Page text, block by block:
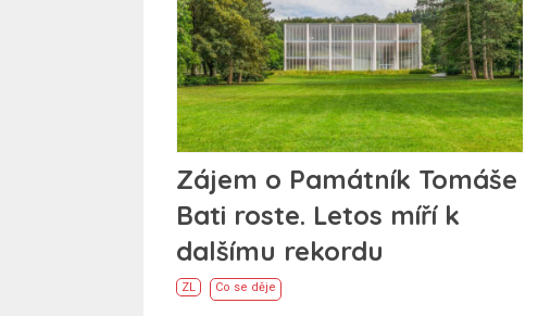
Zájem o Památník Tomáše
Bati roste. Letos míří k
dalšímu rekordu
ZL Co se děje